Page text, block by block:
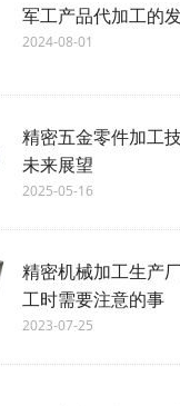
军工产品代加工的
2024-08-01
精密五金零件加工
未来展望
2025-05-16
精密机械加工生产
工时需要注意的事
2023-07-25